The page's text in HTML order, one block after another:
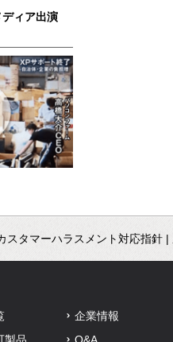
ィア出演
スタマーハラスメント対応指針 |
企業情報